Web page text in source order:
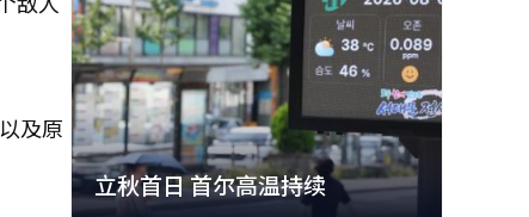
及原
立秋首日 首尔高温持续